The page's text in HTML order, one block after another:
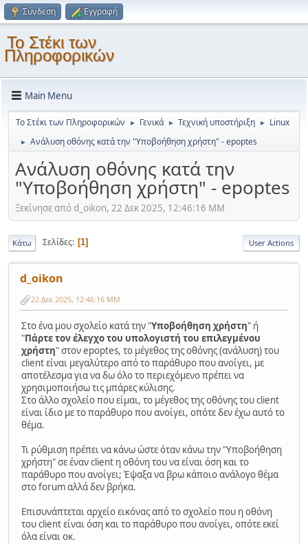
Σύνδεση Εγγραφή
Το Στέκι των
Πληροφορικών
Main Menu
Το Στέκι των Πληροφορικών ► Γενικά ► Τεχνική υποστήριξη ► Linux
► Ανάλυση οθόνης κατά την "Υποβοήθηση χρήστη" - epoptes
Ανάλυση οθόνης κατά την
"Υποβοήθηση χρήστη" - epoptes
Ξεκίνησε από d_oikon, 22 Δεκ 2025, 12:46:16 ΜΜ
Κάτω Σελίδες 1 User Actions
d_oikon
22 Δεκ 2025, 12:46:16 ΜΜ
Στο ένα μου σχολείο κατά την "Υποβοήθηση χρήστη" ή
"Πάρτε τον έλεγχο του υπολογιστή του επιλεγμένου
χρήστη" στον epoptes, το μέγεθος της οθόνης (ανάλυση) του
client είναι μεγαλύτερο από το παράθυρο που ανοίγει, με
αποτέλεσμα για να δω όλο το περιεχόμενο πρέπει να
χρησιμοποιήσω τις μπάρες κύλισης.
Στο άλλο σχολείο που είμαι, το μέγεθος της οθόνης του client
είναι ίδιο με το παράθυρο που ανοίγει, οπότε δεν έχω αυτό το
θέμα.
Τι ρύθμιση πρέπει να κάνω ώστε όταν κάνω την "Υποβοήθηση
χρήστη" σε έναν client η οθόνη του να είναι όση και το
παράθυρο που ανοίγει; Έψαξα να βρω κάποιο ανάλογο θέμα
στο forum αλλά δεν βρήκα.
Επισυνάπτεται αρχείο εικόνας από το σχολείο που η οθόνη
του client είναι όση και το παράθυρο που ανοίγει, οπότε εκεί
όλα είναι οκ.